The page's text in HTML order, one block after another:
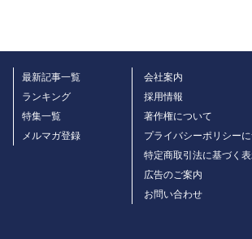
最新記事一覧
ランキング
特集一覧
メルマガ登録
会社案内
採用情報
著作権について
プライバシーポリシー
特定商取引法に基づく
広告のご案内
お問い合わせ